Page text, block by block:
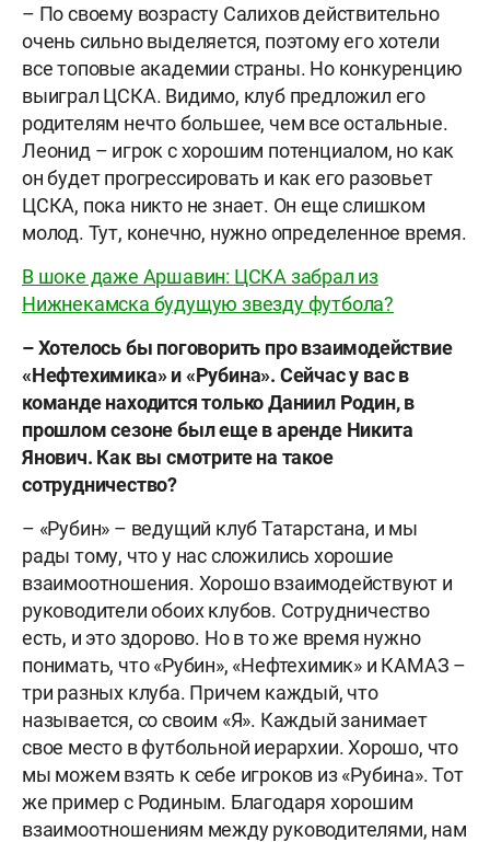
– По своему возрасту Салихов действительно
очень сильно выделяется, поэтому его хотели
все топовые академии страны. Но конкуренцию
выиграл ЦСКА. Видимо, клуб предложил его
родителям нечто большее, чем все остальные.
Леонид – игрок с хорошим потенциалом, но как
он будет прогрессировать и как его разовьет
ЦСКА, пока никто не знает. Он еще слишком
молод. Тут, конечно, нужно определенное время.
В шоке даже Аршавин: ЦСКА забрал из
Нижнекамска будущую звезду футбола?
– Хотелось бы поговорить про взаимодействие
«Нефтехимика» и «Рубина». Сейчас у вас в
команде находится только Даниил Родин, в
прошлом сезоне был еще в аренде Никита
Янович. Как вы смотрите на такое
сотрудничество?
– «Рубин» – ведущий клуб Татарстана, и мы
рады тому, что у нас сложились хорошие
взаимоотношения. Хорошо взаимодействуют и
руководители обоих клубов. Сотрудничество
есть, и это здорово. Но в то же время нужно
понимать, что «Рубин», «Нефтехимик» и КАМАЗ –
три разных клуба. Причем каждый, что
называется, со своим «Я». Каждый занимает
свое место в футбольной иерархии. Хорошо, что
мы можем взять к себе игроков из «Рубина». Тот
же пример с Родиным. Благодаря хорошим
взаимоотношениям между руководителями, нам